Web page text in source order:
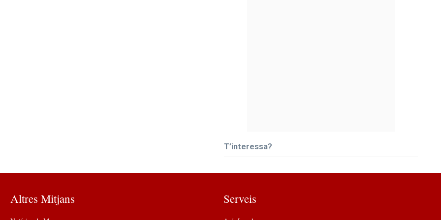
T’interessa?
Altres Mitjans Serveis